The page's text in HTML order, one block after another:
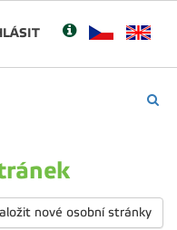
nové osobní stránky